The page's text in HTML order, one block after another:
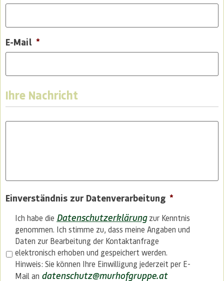
E-Mail *
Ihre Nachricht
Nachricht
Einverständnis zur Datenverarbeitung *
Ich habe die Datenschutzerklärungzur Kenntnis
genommen. Ich stimme zu, dass meine Angaben und
Daten zur Bearbeitung der Kontaktanfrage
elektronisch erhoben und gespeichert werden.
Hinweis: Sie können Ihre Einwilligung jederzeit per E-
Mail an datenschutz@murhofgruppe.at